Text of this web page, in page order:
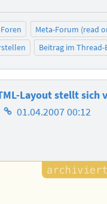
Meta-Forum (read
Beitrag im Thread-
Layout stellt sich
Homepage
01.04.2007 00:12